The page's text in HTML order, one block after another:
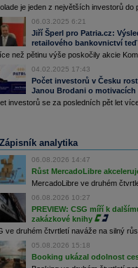
je jeden z největších investorů do
06.03.2025 6:21
Jiří Šperl pro Patria.cz:
retailového bankovnictví
než pětinu výše poskočily akcie
04.02.2025 17:43
Počet investorů v Česku
Janou Brodani o motivacích
investorů se za posledních pět let
Zápisník analytika
06.08.2026 14:47
Růst MercadoLibre
MercadoLibre ve druhém
06.08.2026 10:27
PREVIEW: CSG míří k
zakázkové knihy
ve druhém čtvrtletí naváže na silný
05.08.2026 15:18
Booking ukázal odolnost